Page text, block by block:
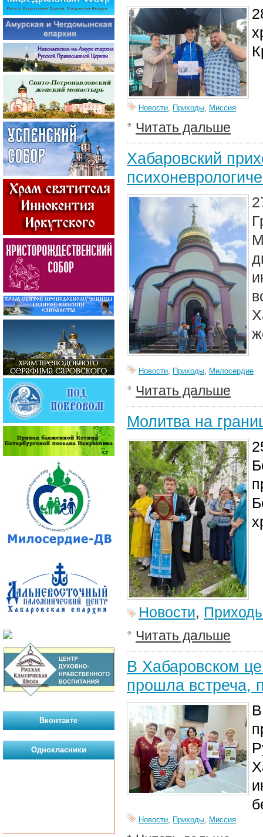
Новости, Приходы, Миссия
Читать дальше
Хабаровский
Новости, Приходы, Милосердие
Читать дальше
Молитва на
Новости,
Читать дальше
В Хабаровском
прошла встреча,
Новости, Приходы, Миссия
Вконтакте
Однокласники